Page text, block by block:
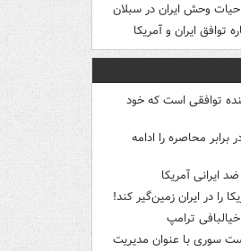
حیات وحش ایران در سبلان
توافق ایران و آمریکا
توافقی است که خود
برابر محاصره را ادامه
ایرانی آمریکا
را در ایران زمین‌گیر کند!
ترامپ
سوری با عنوان مدیریت